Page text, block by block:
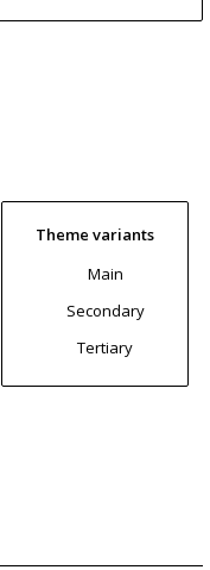
Theme variants
Main
Secondary
Tertiary